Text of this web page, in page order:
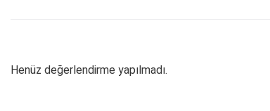
Henüz değerlendirme yapılmadı.